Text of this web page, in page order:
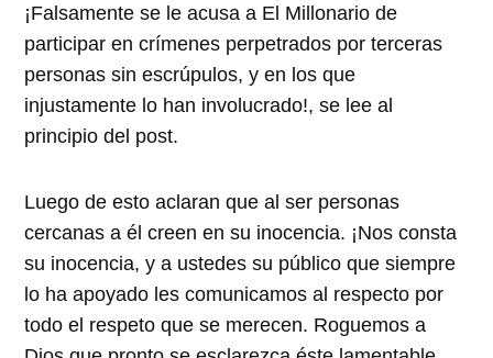
¡Falsamente se le acusa a El Millonario de
participar en crímenes perpetrados por terceras
personas sin escrúpulos, y en los que
injustamente lo han involucrado!, se lee al
principio del post.
Luego de esto aclaran que al ser personas
cercanas a él creen en su inocencia. ¡Nos consta
su inocencia, y a ustedes su público que siempre
lo ha apoyado les comunicamos al respecto por
todo el respeto que se merecen. Roguemos a